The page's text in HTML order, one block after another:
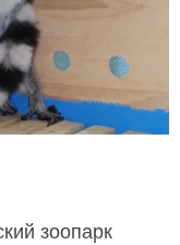
зоопарк